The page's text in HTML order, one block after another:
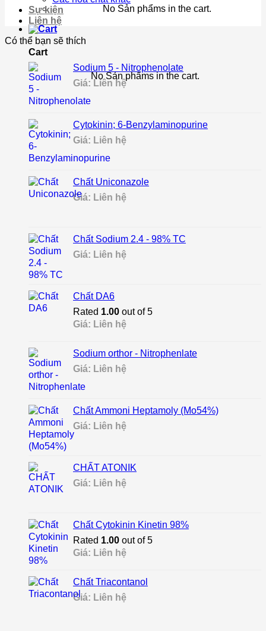
No Sản phẩms in the cart.
Cart
No Sản phẩms in the cart.
Sự kiện
Liên hệ
Có thể bạn sẽ thích
Sodium 5 - Nitrophenolate
Giá: Liên hệ
Cytokinin; 6-Benzylaminopurine
Giá: Liên hệ
Chất Uniconazole
Giá: Liên hệ
Chất Sodium 2.4 - 98% TC
Giá: Liên hệ
Chất DA6
Rated 1.00 out of 5
Giá: Liên hệ
Sodium orthor - Nitrophenlate
Giá: Liên hệ
Chất Ammoni Heptamoly (Mo54%)
Giá: Liên hệ
CHẤT ATONIK
Giá: Liên hệ
Chất Cytokinin Kinetin 98%
Rated 1.00 out of 5
Giá: Liên hệ
Chất Triacontanol
Giá: Liên hệ